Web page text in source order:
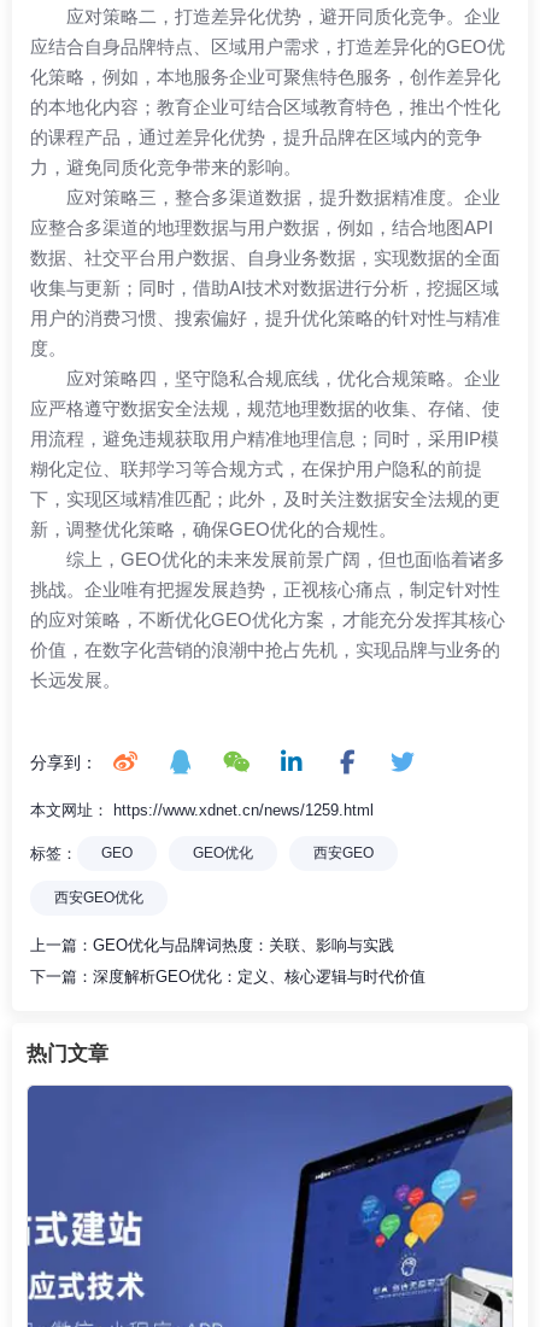
应对策略二，打造差异化优势，避开同质化竞争。企业
应结合自身品牌特点、区域用户需求，打造差异化的GEO优
化策略，例如，本地服务企业可聚焦特色服务，创作差异化
的本地化内容；教育企业可结合区域教育特色，推出个性化
的课程产品，通过差异化优势，提升品牌在区域内的竞争
力，避免同质化竞争带来的影响。
应对策略三，整合多渠道数据，提升数据精准度。企业
应整合多渠道的地理数据与用户数据，例如，结合地图API
数据、社交平台用户数据、自身业务数据，实现数据的全面
收集与更新；同时，借助AI技术对数据进行分析，挖掘区域
用户的消费习惯、搜索偏好，提升优化策略的针对性与精准
度。
应对策略四，坚守隐私合规底线，优化合规策略。企业
应严格遵守数据安全法规，规范地理数据的收集、存储、使
用流程，避免违规获取用户精准地理信息；同时，采用IP模
糊化定位、联邦学习等合规方式，在保护用户隐私的前提
下，实现区域精准匹配；此外，及时关注数据安全法规的更
新，调整优化策略，确保GEO优化的合规性。
综上，GEO优化的未来发展前景广阔，但也面临着诸多
挑战。企业唯有把握发展趋势，正视核心痛点，制定针对性
的应对策略，不断优化GEO优化方案，才能充分发挥其核心
价值，在数字化营销的浪潮中抢占先机，实现品牌与业务的
长远发展。
分享到：
本文网址： https://www.xdnet.cn/news/1259.html
标签： GEO GEO优化 西安GEO
西安GEO优化
上一篇： GEO优化与品牌词热度：关联、影响与实践
下一篇： 深度解析GEO优化：定义、核心逻辑与时代价值
热门文章